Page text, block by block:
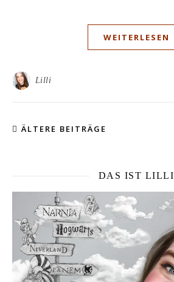
WEITERLESEN
Lilli
ÄLTERE BEITRÄGE
DAS IST LILLI